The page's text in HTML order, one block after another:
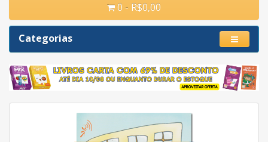
0 - R$0,00
Categorias